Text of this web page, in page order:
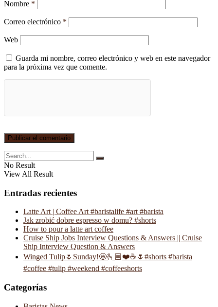
Nombre *
Correo electrónico *
Web
Guarda mi nombre, correo electrónico y web en este navegador
para la próxima vez que comente.
No Result
View All Result
Entradas recientes
Latte Art | Coffee Art #baristalife #art #barista
Jak zrobić dobre espresso w domu? #shorts
How to pour a latte art coffee
Cruise Ship Jobs Interview Questions & Answers || Cruise
Ship Interview Question & Answers
Winged Tulip🌷Sunday!🤩🫰🏼❤️☕️🌷#shorts #barista
#coffee #tulip #weekend #coffeeshorts
Categorías